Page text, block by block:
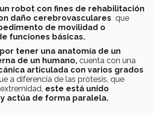
un robot con fines de rehabilitación
daño cerebrovasculares que
de movilidad o
funciones básicas.
tener una anatomía de un
de un humano, cuenta con una
articulada con varios grados
a diferencia de las prótesis, que
este está unido
actúa de forma paralela.